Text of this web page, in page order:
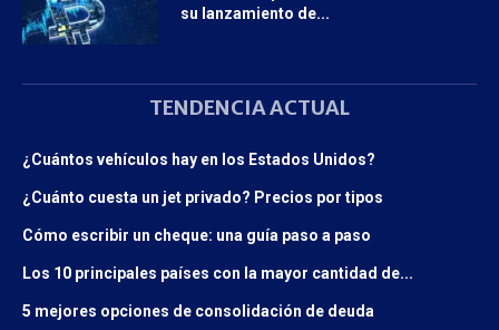
su lanzamiento de...
TENDENCIA ACTUAL
¿Cuántos vehículos hay en los Estados Unidos?
¿Cuánto cuesta un jet privado? Precios por tipos
Cómo escribir un cheque: una guía paso a paso
Los 10 principales países con la mayor cantidad de...
5 mejores opciones de consolidación de deuda